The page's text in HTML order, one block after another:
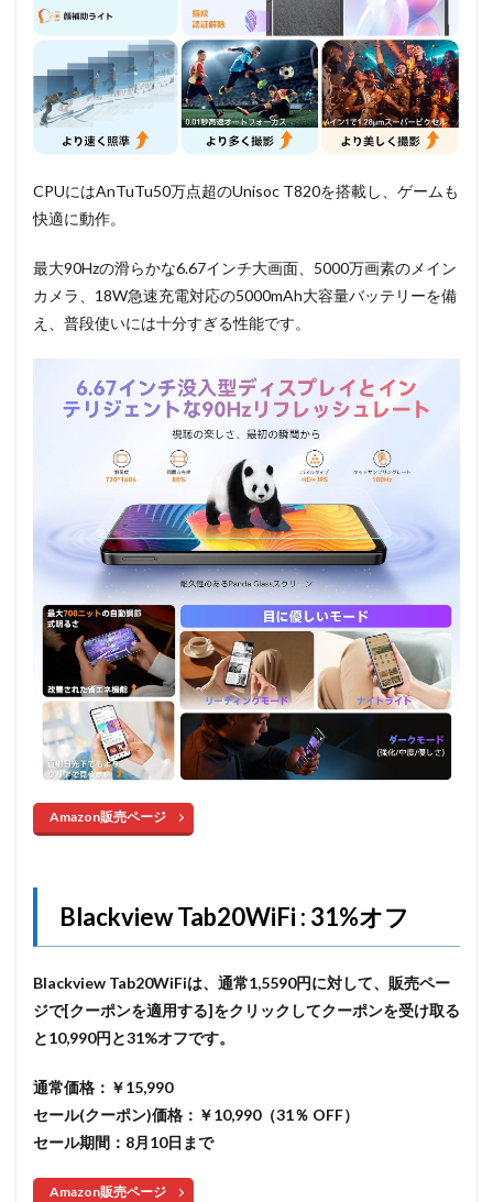
CPUにはAnTuTu50万点超のUnisoc T820を搭載し、ゲームも
快適に動作。
最大90Hzの滑らかな6.67インチ大画面、5000万画素のメイン
カメラ、18W急速充電対応の5000mAh大容量バッテリーを備
え、普段使いには十分すぎる性能です。
Amazon販売ページ
Blackview Tab20WiFi : 31%オフ
Blackview Tab20WiFiは、通常1,5590円に対して、販売ペー
ジで[クーポンを適用する]をクリックしてクーポンを受け取る
と10,990円と31%オフです。
通常価格：￥15,990
セール(クーポン)価格：￥10,990（31％ OFF）
セール期間：8月10日まで
Amazon販売ページ